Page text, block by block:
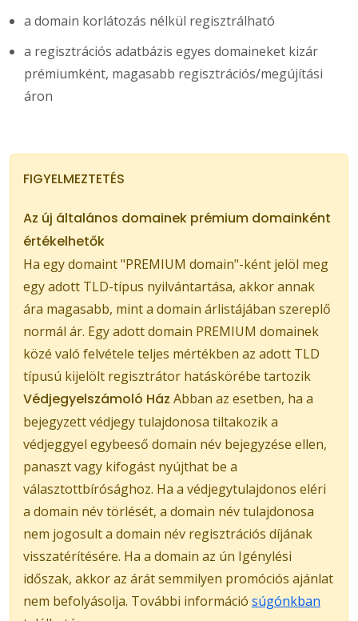
a domain korlátozás nélkül regisztrálható
a regisztrációs adatbázis egyes domaineket kizár
prémiumként, magasabb regisztrációs/megújítási
áron
FIGYELMEZTETÉS
Az új általános domainek prémium domainként
értékelhetők
Ha egy domaint "PREMIUM domain"-ként jelöl meg
egy adott TLD-típus nyilvántartása, akkor annak
ára magasabb, mint a domain árlistájában szereplő
normál ár. Egy adott domain PREMIUM domainek
közé való felvétele teljes mértékben az adott TLD
típusú kijelölt regisztrátor hatáskörébe tartozik
Védjegyelszámoló Ház Abban az esetben, ha a
bejegyzett védjegy tulajdonosa tiltakozik a
védjeggyel egybeeső domain név bejegyzése ellen,
panaszt vagy kifogást nyújthat be a
választottbírósághoz. Ha a védjegytulajdonos eléri
a domain név törlését, a domain név tulajdonosa
nem jogosult a domain név regisztrációs díjának
visszatérítésére. Ha a domain az ún Igénylési
időszak, akkor az árát semmilyen promóciós ajánlat
nem befolyásolja. További információ súgónkban